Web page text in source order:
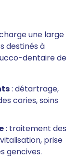
une large
destinés à
dentaire de
: détartrage,
caries, soins
: traitement des
prise
gencives.